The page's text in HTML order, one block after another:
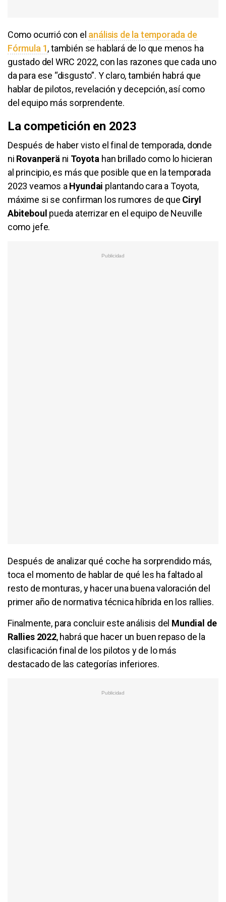
Como ocurrió con el análisis de la temporada de
Fórmula 1, también se hablará de lo que menos ha
gustado del WRC 2022, con las razones que cada uno
da para ese “disgusto”. Y claro, también habrá que
hablar de pilotos, revelación y decepción, así como
del equipo más sorprendente.
La competición en 2023
Después de haber visto el final de temporada, donde
ni Rovanperä ni Toyota han brillado como lo hicieran
al principio, es más que posible que en la temporada
2023 veamos a Hyundai plantando cara a Toyota,
máxime si se confirman los rumores de que Ciryl
Abiteboul pueda aterrizar en el equipo de Neuville
como jefe.
Después de analizar qué coche ha sorprendido más,
toca el momento de hablar de qué les ha faltado al
resto de monturas, y hacer una buena valoración del
primer año de normativa técnica híbrida en los rallies.
Finalmente, para concluir este análisis del Mundial de
Rallies 2022, habrá que hacer un buen repaso de la
clasificación final de los pilotos y de lo más
destacado de las categorías inferiores.